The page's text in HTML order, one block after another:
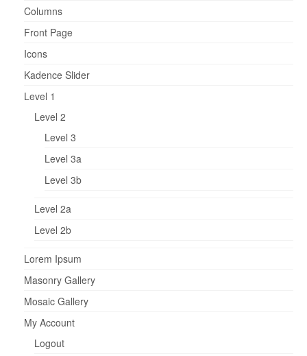
Columns
Front Page
Icons
Kadence Slider
Level 1
Level 2
Level 3
Level 3a
Level 3b
Level 2a
Level 2b
Lorem Ipsum
Masonry Gallery
Mosaic Gallery
My Account
Logout